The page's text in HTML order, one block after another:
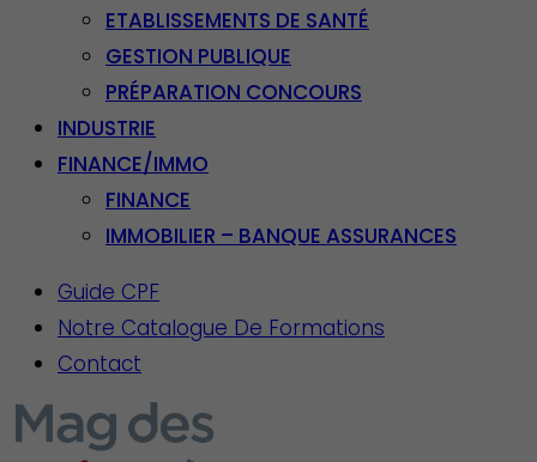
ETABLISSEMENTS DE SANTÉ
GESTION PUBLIQUE
PRÉPARATION CONCOURS
INDUSTRIE
FINANCE/IMMO
FINANCE
IMMOBILIER – BANQUE ASSURANCES
Guide CPF
Notre Catalogue De Formations
Contact